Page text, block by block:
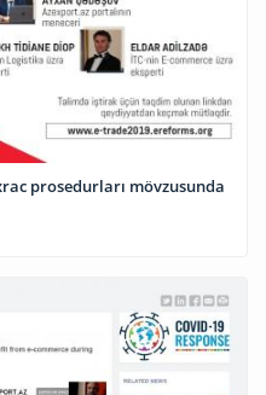
prosedurları mövzusunda